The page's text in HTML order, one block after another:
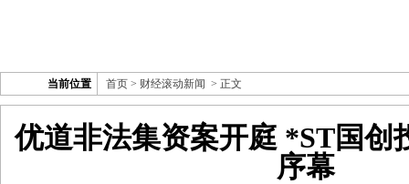
当前位置 首页 > 财经滚动新闻 > 正文
优道非法集资案开庭 *ST国创
序幕